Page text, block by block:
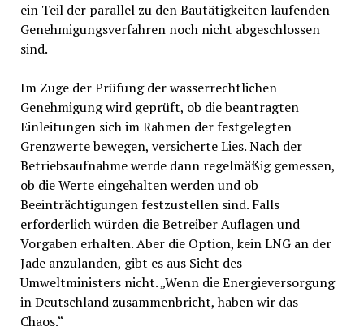
ein Teil der parallel zu den Bautätigkeiten laufenden
Genehmigungsverfahren noch nicht abgeschlossen
sind.
Im Zuge der Prüfung der wasserrechtlichen
Genehmigung wird geprüft, ob die beantragten
Einleitungen sich im Rahmen der festgelegten
Grenzwerte bewegen, versicherte Lies. Nach der
Betriebsaufnahme werde dann regelmäßig gemessen,
ob die Werte eingehalten werden und ob
Beeinträchtigungen festzustellen sind. Falls
erforderlich würden die Betreiber Auflagen und
Vorgaben erhalten. Aber die Option, kein LNG an der
Jade anzulanden, gibt es aus Sicht des
Umweltministers nicht. „Wenn die Energieversorgung
in Deutschland zusammenbricht, haben wir das
Chaos.“